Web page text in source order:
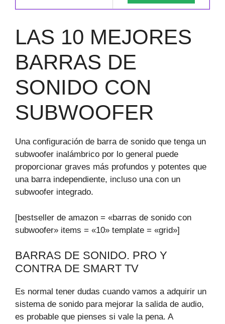
LAS 10 MEJORES
BARRAS DE
SONIDO CON
SUBWOOFER
Una configuración de barra de sonido que tenga un
subwoofer inalámbrico por lo general puede
proporcionar graves más profundos y potentes que
una barra independiente, incluso una con un
subwoofer integrado.
[bestseller de amazon = «barras de sonido con
subwoofer» items = «10» template = «grid»]
BARRAS DE SONIDO. PRO Y
CONTRA DE SMART TV
Es normal tener dudas cuando vamos a adquirir un
sistema de sonido para mejorar la salida de audio,
es probable que pienses si vale la pena. A